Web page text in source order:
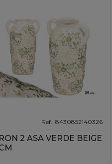
Ref.: 8430852140326
2 ASA VERDE BEIGE